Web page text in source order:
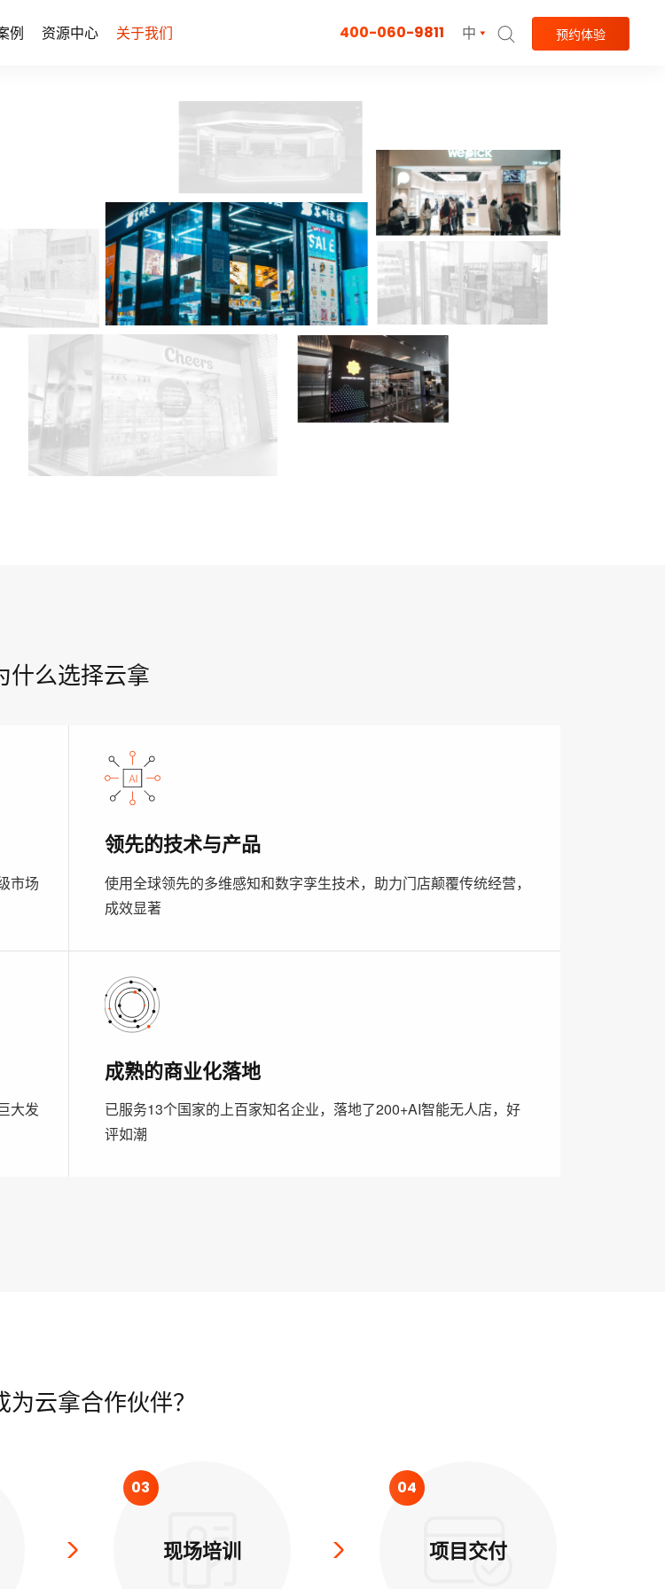
例 资源中心 关于我们 400-060-9811 中 预约体验
什么选择云拿
市场
领先的技术与产品
使用全球领先的多维感知和数字孪生技术，助力门店颠覆传统经营，
成效显著
大发
成熟的商业化落地
已服务13个国家的上百家知名企业，落地了200+AI智能无人店，好
评如潮
为云拿合作伙伴？
现场培训
03
项目交付
04